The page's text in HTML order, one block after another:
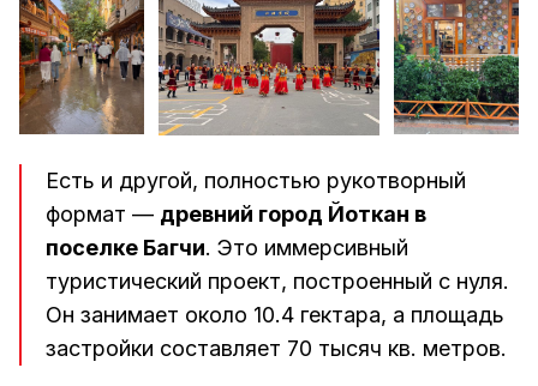
Есть и другой, полностью рукотворный
формат — древний город Йоткан в
поселке Багчи. Это иммерсивный
туристический проект, построенный с нуля.
Он занимает около 10.4 гектара, а площадь
застройки составляет 70 тысяч кв. метров.